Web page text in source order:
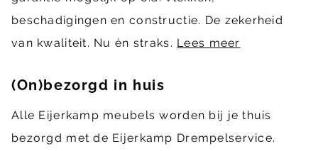
beschadigingen en constructie. De zekerheid
van kwaliteit. Nu én straks. Lees meer
(On)bezorgd in huis
Alle Eijerkamp meubels worden bij je thuis
bezorgd met de Eijerkamp Drempelservice.